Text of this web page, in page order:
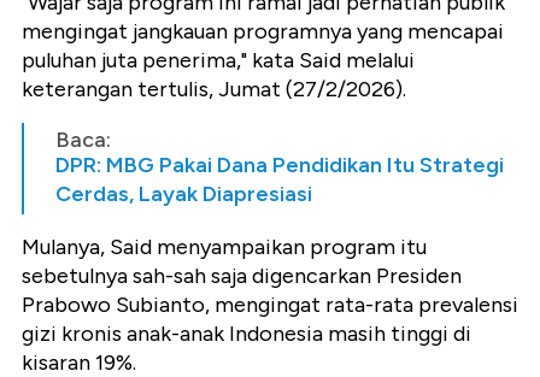
mengingat jangkauan programnya yang mencapai
puluhan juta penerima," kata Said melalui
keterangan tertulis, Jumat (27/2/2026).
Baca:
DPR: MBG Pakai Dana Pendidikan Itu Strategi
Cerdas, Layak Diapresiasi
Mulanya, Said menyampaikan program itu
sebetulnya sah-sah saja digencarkan Presiden
Prabowo Subianto, mengingat rata-rata prevalensi
gizi kronis anak-anak Indonesia masih tinggi di
kisaran 19%.